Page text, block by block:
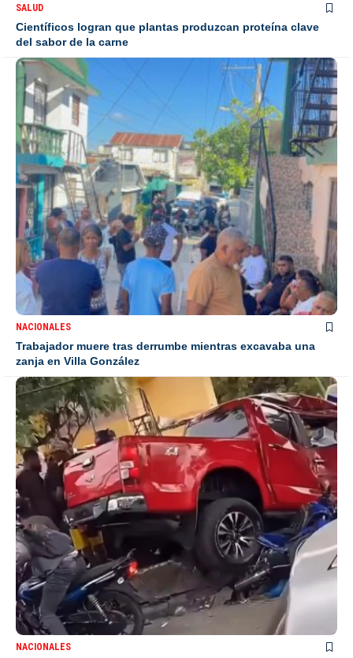
SALUD
Científicos logran que plantas produzcan proteína clave
del sabor de la carne
NACIONALES
Trabajador muere tras derrumbe mientras excavaba una
zanja en Villa González
NACIONALES